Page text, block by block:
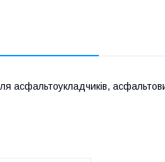
асфальтоукладчиків,